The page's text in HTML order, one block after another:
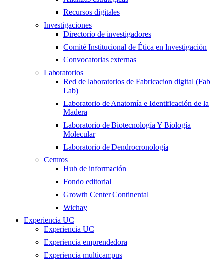
Recursos digitales
Investigaciones
Directorio de investigadores
Comité Institucional de Ética en Investigación
Convocatorias externas
Laboratorios
Red de laboratorios de Fabricacion digital (Fab
Lab)
Laboratorio de Anatomía e Identificación de la
Madera
Laboratorio de Biotecnología Y Biología
Molecular
Laboratorio de Dendrocronología
Centros
Hub de información
Fondo editorial
Growth Center Continental
Wichay
Experiencia UC
Experiencia UC
Experiencia emprendedora
Experiencia multicampus